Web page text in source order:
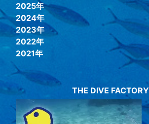
2025年
2024年
2023年
2022年
2021年
THE DIVE FACTORY